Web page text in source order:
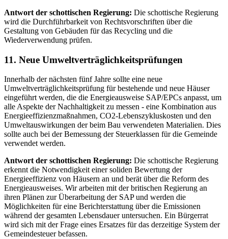
Antwort der schottischen Regierung: Die schottische Regierung
wird die Durchführbarkeit von Rechtsvorschriften über die
Gestaltung von Gebäuden für das Recycling und die
Wiederverwendung prüfen.
11. Neue Umweltverträglichkeitsprüfungen
Innerhalb der nächsten fünf Jahre sollte eine neue
Umweltverträglichkeitsprüfung für bestehende und neue Häuser
eingeführt werden, die die Energieausweise SAP/EPCs anpasst, um
alle Aspekte der Nachhaltigkeit zu messen - eine Kombination aus
Energieeffizienzmaßnahmen, CO2-Lebenszykluskosten und den
Umweltauswirkungen der beim Bau verwendeten Materialien. Dies
sollte auch bei der Bemessung der Steuerklassen für die Gemeinde
verwendet werden.
Antwort der schottischen Regierung: Die schottische Regierung
erkennt die Notwendigkeit einer soliden Bewertung der
Energieeffizienz von Häusern an und berät über die Reform des
Energieausweises. Wir arbeiten mit der britischen Regierung an
ihren Plänen zur Überarbeitung der SAP und werden die
Möglichkeiten für eine Berichterstattung über die Emissionen
während der gesamten Lebensdauer untersuchen. Ein Bürgerrat
wird sich mit der Frage eines Ersatzes für das derzeitige System der
Gemeindesteuer befassen.